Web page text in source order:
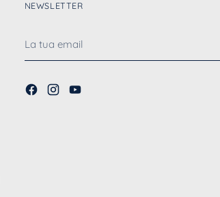
NEWSLETTER
tua